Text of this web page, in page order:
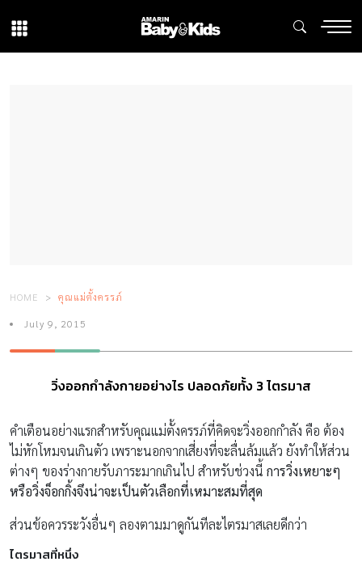
HOME คุณแม่ตั้งครรภ์
July 9, 2015
วิ่งออกกำลังกายอย่างไร ปลอดภัยทั้ง 3 ไตรมาส
คำเตือนอย่างแรกสำหรับคุณแม่ตั้งครรภ์ที่คิดจะวิ่งออกกำลัง คือ ต้อง
ไม่หักโหมจนเกินตัว เพราะนอกจากเสี่ยงที่จะลื่นล้มแล้ว ยังทำให้ส่วน
ต่างๆ ของร่างกายรับภาระมากเกินไป สำหรับช่วงนี้ การวิ่งเหยาะๆ
หรือวิ่งจ็อกกิ้งจึงน่าจะเป็นตัวเลือกที่เหมาะสมที่สุด
ส่วนข้อควรระวังอื่นๆ ลองตามมาดูกันทีละไตรมาสเลยดีกว่า
ไตรมาสที่หนึ่ง